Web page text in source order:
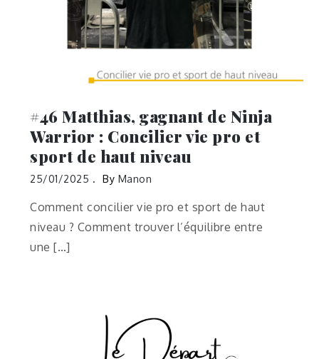
#46 Matthias, gagnant de Ninja
Warrior : Concilier vie pro et
sport de haut niveau
25/01/2025 By Manon
Comment concilier vie pro et sport de haut
niveau ? Comment trouver l’équilibre entre
une […]